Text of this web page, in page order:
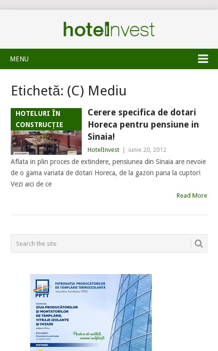
MENU
Etichetă: (C) Mediu
HOTELURI ÎN
CONSTRUCȚIE
Cerere specifica de dotari
Horeca pentru pensiune in
Sinaia!
HotelInvest iunie 20, 2012
Aflata in plin proces de extindere, pensiunea din Sinaia are nevoie
de o gama variata de dotari Horeca, de la gazon pana la cuptor!
Vezi aici de ce
Read More
POSTS
NAVIGATION